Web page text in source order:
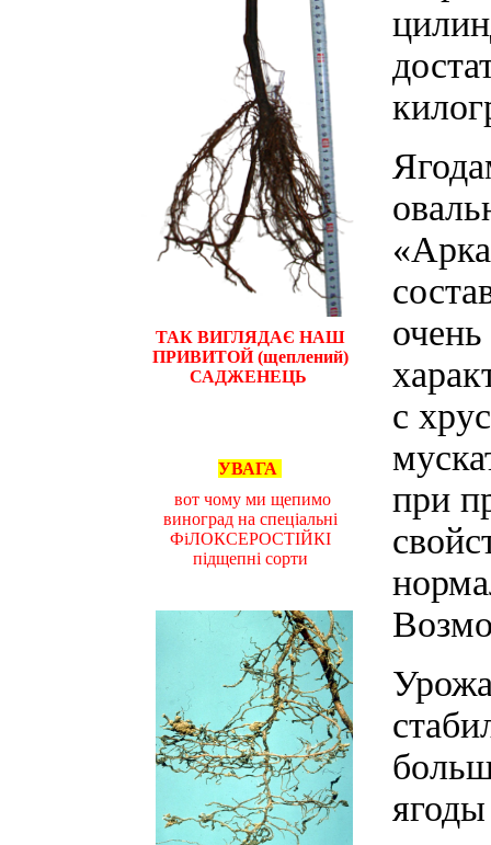
ТАК ВИГЛЯДАЄ НАШ
ПРИВИТОЙ (щеплений)
САДЖЕНЕЦЬ
УВАГА
вот чому ми щепимо
виноград на спеціальні
ФіЛОКСЕРОСТІЙКІ
підщепні сорти
с
при